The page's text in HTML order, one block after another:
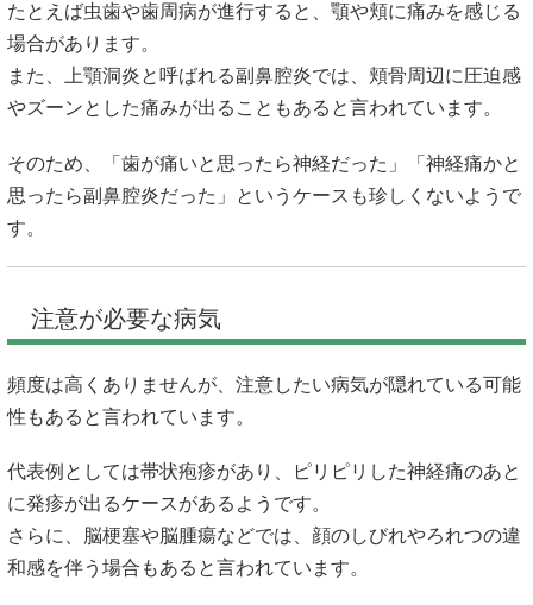
たとえば虫歯や歯周病が進行すると、顎や頬に痛みを感じる
場合があります。
また、上顎洞炎と呼ばれる副鼻腔炎では、頬骨周辺に圧迫感
やズーンとした痛みが出ることもあると言われています。
そのため、「歯が痛いと思ったら神経だった」「神経痛かと
思ったら副鼻腔炎だった」というケースも珍しくないようで
す。
注意が必要な病気
頻度は高くありませんが、注意したい病気が隠れている可能
性もあると言われています。
代表例としては帯状疱疹があり、ピリピリした神経痛のあと
に発疹が出るケースがあるようです。
さらに、脳梗塞や脳腫瘍などでは、顔のしびれやろれつの違
和感を伴う場合もあると言われています。